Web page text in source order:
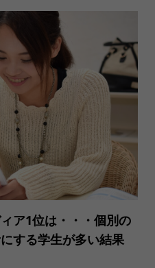
ア1位は・・・個別の
する学生が多い結果